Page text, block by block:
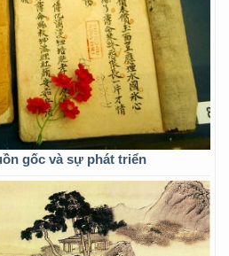
gốc và sự phát triển